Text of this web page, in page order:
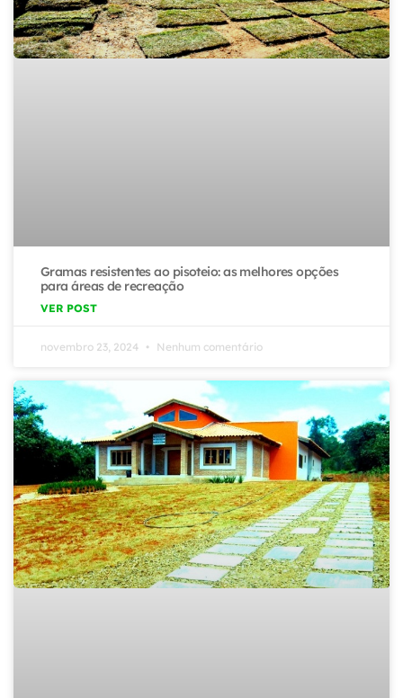
Gramas resistentes ao pisoteio: as melhores opções
para áreas de recreação
VER POST
novembro 23, 2024 Nenhum comentário